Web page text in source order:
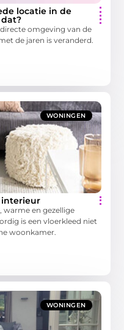
locatie in de
omgeving van de
de jaren is veranderd.
WONINGEN
interieur
warme en gezellige
is een vloerkleed niet
woonkamer.
WONINGEN